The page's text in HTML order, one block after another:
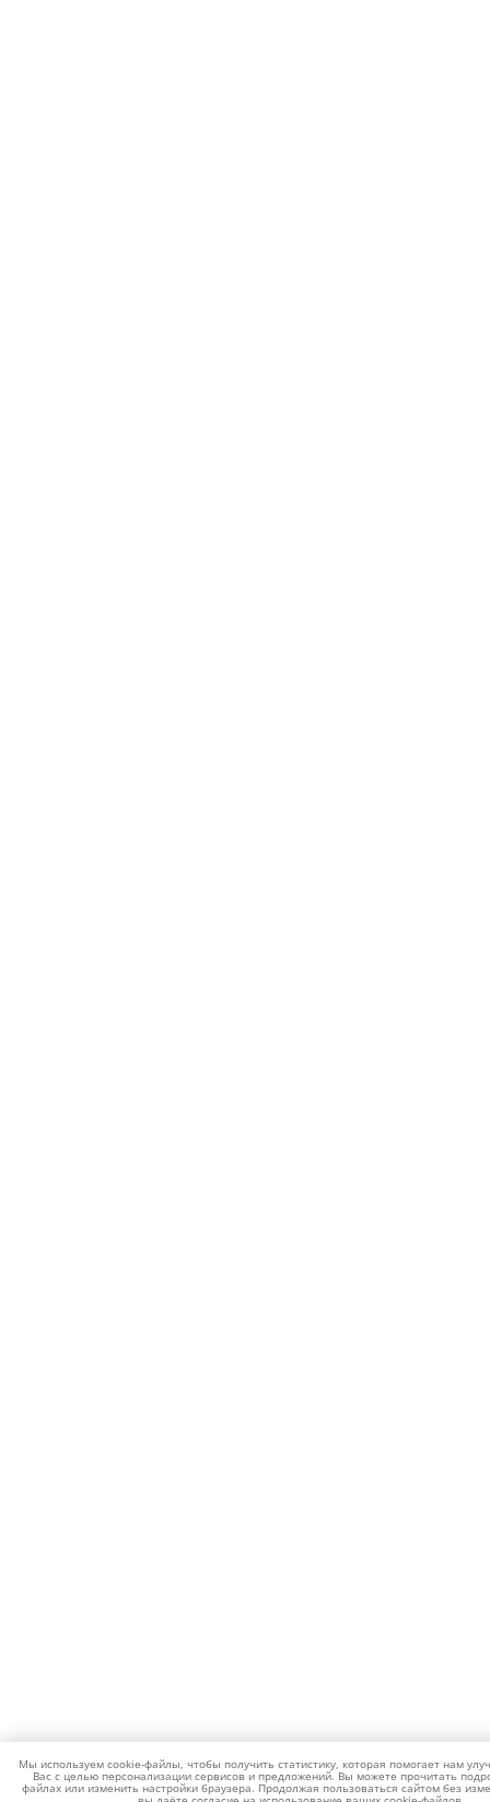
Мы используем cookie-файлы, чтобы получить статистику, которая помогает нам
Вас с целью персонализации сервисов и предложений. Вы можете прочитать
файлах или изменить настройки браузера. Продолжая пользоваться сайтом без